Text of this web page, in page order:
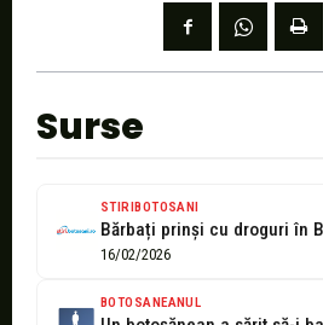
Surse
STIRIBOTOSANI
16/02/2026
BOTOSANEANUL